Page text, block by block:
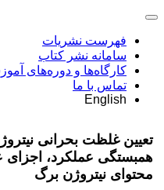
فهرست نشریات
سامانه نشر کتاب
کارگاه‌ها و دوره‌های
تماس با ما
English
تعیین غلظت بحرانی
همبستگی عملکرد، اجزای
محتوای نیتروژن برگ